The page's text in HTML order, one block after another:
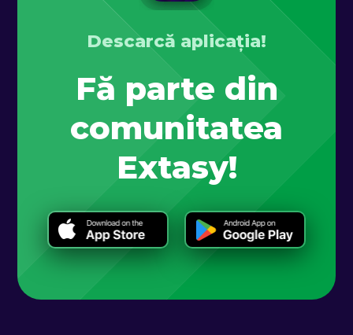
Descarcă aplicația!
Fă parte din
comunitatea
Extasy!